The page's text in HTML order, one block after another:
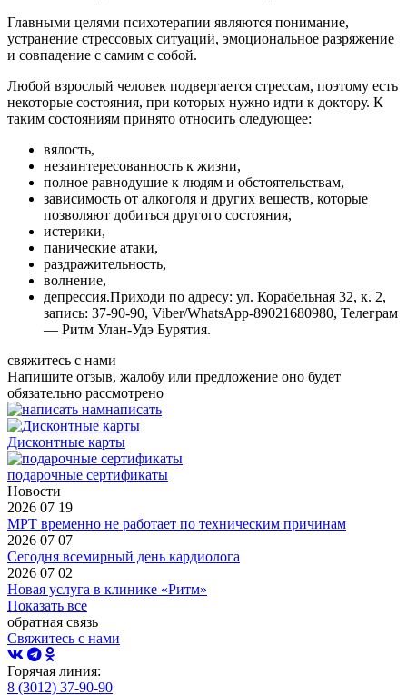
Главными целями психотерапии являются понимание,
устранение стрессовых ситуаций, эмоциональное разряжение
и совпадение с самим с собой.
Любой взрослый человек подвергается стрессам, поэтому есть
некоторые состояния, при которых нужно идти к доктору. К
таким состояниям принято относить следующее:
вялость,
незаинтересованность к жизни,
полное равнодушие к людям и обстоятельствам,
зависимость от алкоголя и других веществ, которые
позволяют добиться другого состояния,
истерики,
панические атаки,
раздражительность,
волнение,
депрессия.Приходи по адресу: ул. Корабельная 32, к. 2,
запись: 37-90-90, Viber/WhatsApp-89021680980, Телеграм
— Ритм Улан-Удэ Бурятия.
свяжитесь с нами
Напишите отзыв, жалобу или предложение оно будет
обязательно рассмотрено
написать
Дисконтные карты
подарочные сертификаты
Новости
2026 07 19
МРТ временно не работает по техническим причинам
2026 07 07
Сегодня всемирный день кардиолога
2026 07 02
Новая услуга в клинике «Ритм»
Показать все
обратная связь
Свяжитесь с нами
Горячая линия:
8 (3012) 37-90-90